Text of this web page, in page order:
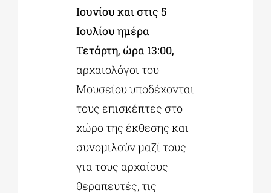
Ιουνίου και στις 5
Ιουλίου ημέρα
Τετάρτη, ώρα 13:00,
αρχαιολόγοι του
Μουσείου υποδέχονται
τους επισκέπτες στο
χώρο της έκθεσης και
συνομιλούν μαζί τους
για τους αρχαίους
θεραπευτές, τις